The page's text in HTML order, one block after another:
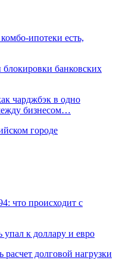
ипотеки есть,
банковских
чарджбэк в одно
бизнесом…
городе
что происходит с
упал к доллару и евро
расчет долговой нагрузки